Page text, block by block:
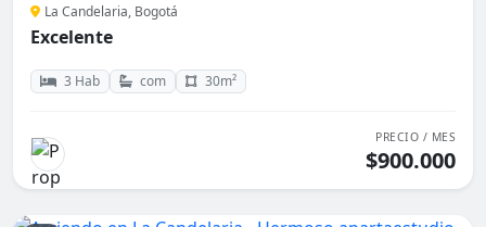
La Candelaria, Bogotá
Excelente
3 Hab com 30m²
PRECIO / MES
$900.000